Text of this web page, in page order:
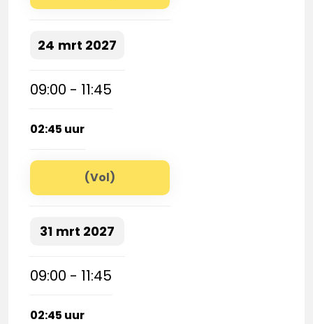
24 mrt 2027
09:00 - 11:45
02:45 uur
(Vol)
31 mrt 2027
09:00 - 11:45
02:45 uur